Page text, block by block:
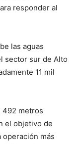
responder al
las aguas
sector sur de Alto
11 mil
492 metros
el objetivo de
operación más